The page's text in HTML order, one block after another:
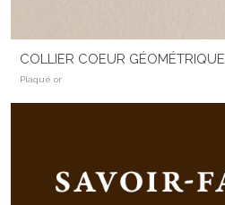
COLLIER COEUR GÉOMÉTRIQUE
Plaqué or